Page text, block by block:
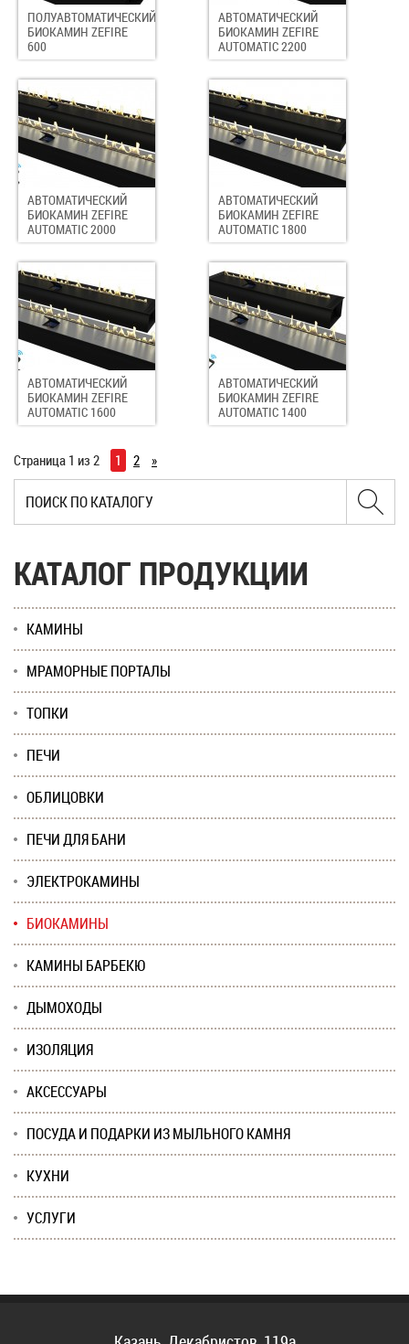
ПОЛУАВТОМАТИЧЕСКИЙ
БИОКАМИН ZEFIRE
600
АВТОМАТИЧЕСКИЙ
БИОКАМИН ZEFIRE
AUTOMATIC 2200
АВТОМАТИЧЕСКИЙ
БИОКАМИН ZEFIRE
AUTOMATIC 2000
АВТОМАТИЧЕСКИЙ
БИОКАМИН ZEFIRE
AUTOMATIC 1800
АВТОМАТИЧЕСКИЙ
БИОКАМИН ZEFIRE
AUTOMATIC 1600
АВТОМАТИЧЕСКИЙ
БИОКАМИН ZEFIRE
AUTOMATIC 1400
Страница 1 из 2 1 2 »
КАТАЛОГ ПРОДУКЦИИ
КАМИНЫ
МРАМОРНЫЕ ПОРТАЛЫ
ТОПКИ
ПЕЧИ
ОБЛИЦОВКИ
ПЕЧИ ДЛЯ БАНИ
ЭЛЕКТРОКАМИНЫ
БИОКАМИНЫ
КАМИНЫ БАРБЕКЮ
ДЫМОХОДЫ
ИЗОЛЯЦИЯ
АКСЕССУАРЫ
ПОСУДА И ПОДАРКИ ИЗ МЫЛЬНОГО КАМНЯ
КУХНИ
УСЛУГИ